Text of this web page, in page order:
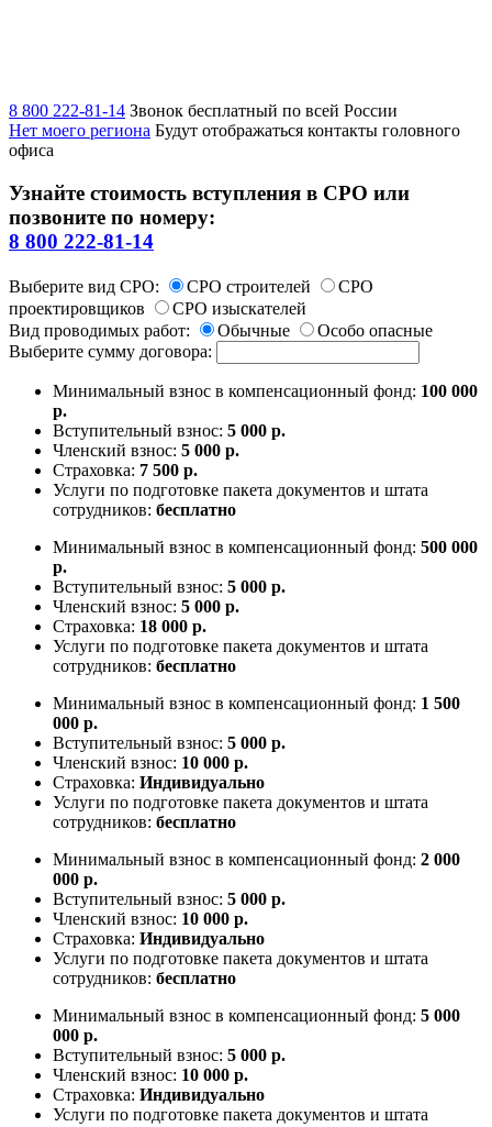
8 800 222-81-14 Звонок бесплатный по всей России
Нет моего региона Будут отображаться контакты головного
офиса
Узнайте стоимость вступления в СРО или
позвоните по номеру:
8 800 222-81-14
Выберите вид СРО: СРО строителей
СРО
проектировщиков
СРО изыскателей
Вид проводимых работ:
Обычные
Особо опасные
Выберите сумму договора:
Минимальный взнос в компенсационный фонд: 100 000
р.
Вступительный взнос: 5 000 р.
Членский взнос: 5 000 р.
Страховка: 7 500 р.
Услуги по подготовке пакета документов и штата
сотрудников: бесплатно
Минимальный взнос в компенсационный фонд: 500 000
р.
Вступительный взнос: 5 000 р.
Членский взнос: 5 000 р.
Страховка: 18 000 р.
Услуги по подготовке пакета документов и штата
сотрудников: бесплатно
Минимальный взнос в компенсационный фонд: 1 500
000 р.
Вступительный взнос: 5 000 р.
Членский взнос: 10 000 р.
Страховка: Индивидуально
Услуги по подготовке пакета документов и штата
сотрудников: бесплатно
Минимальный взнос в компенсационный фонд: 2 000
000 р.
Вступительный взнос: 5 000 р.
Членский взнос: 10 000 р.
Страховка: Индивидуально
Услуги по подготовке пакета документов и штата
сотрудников: бесплатно
Минимальный взнос в компенсационный фонд: 5 000
000 р.
Вступительный взнос: 5 000 р.
Членский взнос: 10 000 р.
Страховка: Индивидуально
Услуги по подготовке пакета документов и штата